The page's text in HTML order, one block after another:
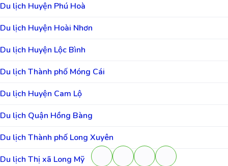
Du lịch Huyện Phú Hoà
Du lịch Huyện Hoài Nhơn
Du lịch Huyện Lộc Bình
Du lịch Thành phố Móng Cái
Du lịch Huyện Cam Lộ
Du lịch Quận Hồng Bàng
Du lịch Thành phố Long Xuyên
Du lịch Thị xã Long Mỹ